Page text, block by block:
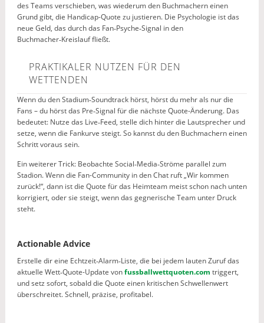
des Teams verschieben, was wiederum den Buchmachern einen
Grund gibt, die Handicap-Quote zu justieren. Die Psychologie ist das
neue Geld, das durch das Fan‑Psyche‑Signal in den
Buchmacher‑Kreislauf fließt.
PRAKTIKALER NUTZEN FÜR DEN
WETTENDEN
Wenn du den Stadium‑Soundtrack hörst, hörst du mehr als nur die
Fans – du hörst das Pre‑Signal für die nächste Quote-Änderung. Das
bedeutet: Nutze das Live‑Feed, stelle dich hinter die Lautsprecher und
setze, wenn die Fankurve steigt. So kannst du den Buchmachern einen
Schritt voraus sein.
Ein weiterer Trick: Beobachte Social‑Media‑Ströme parallel zum
Stadion. Wenn die Fan-Community in den Chat ruft „Wir kommen
zurück!“, dann ist die Quote für das Heimteam meist schon nach unten
korrigiert, oder sie steigt, wenn das gegnerische Team unter Druck
steht.
Actionable Advice
Erstelle dir eine Echtzeit‑Alarm‑Liste, die bei jedem lauten Zuruf das
aktuelle Wett‑Quote-Update vonfussballwettquoten.com triggert,
und setz sofort, sobald die Quote einen kritischen Schwellenwert
überschreitet. Schnell, präzise, profitabel.